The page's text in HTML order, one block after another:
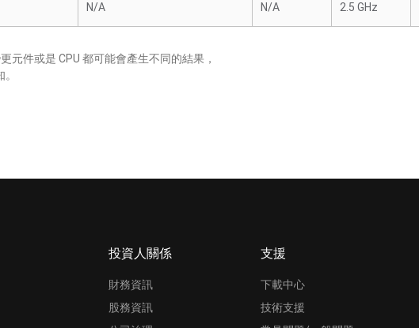
N/A N/A 2.5 GHz
元件或是 CPU 都可能會產生不同的結果，
投資人關係
財務資訊
股務資訊
支援
下載中心
技術支援